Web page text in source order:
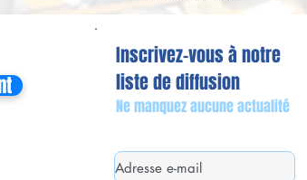
Inscrivez-vous à notre
liste de diffusion
Ne manquez aucune actualité